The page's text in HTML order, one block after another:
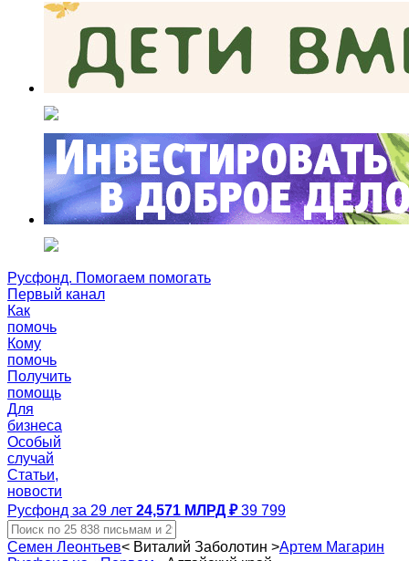
Русфонд. Помогаем помогать
Первый канал
Как
помочь
Кому
помочь
Получить
помощь
Для
бизнеса
Особый
случай
Статьи,
новости
Русфонд за 29 лет 24,571 МЛРД ₽ 39 799
Семен Леонтьев< Виталий Заболотин >Артем Магарин